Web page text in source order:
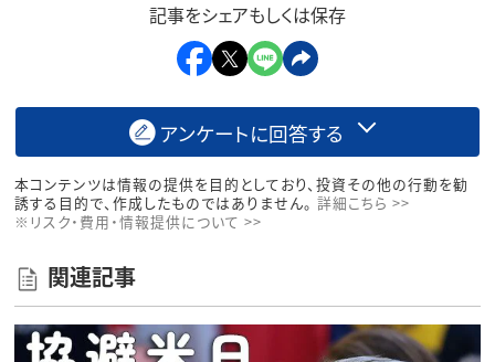
記事をシェアもしくは保存
アンケートに回答する
本コンテンツは情報の提供を目的としており、投資その他の行動を勧
誘する目的で、作成したものではありません。 詳細こちら >>
※リスク・費用・情報提供について >>
関連記事